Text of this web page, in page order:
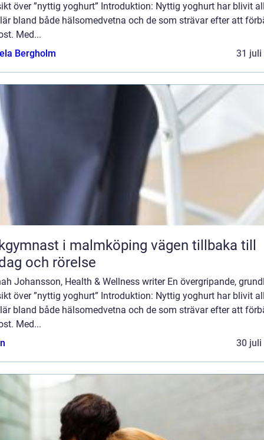
över ”nyttig yoghurt” Introduktion: Nyttig yoghurt har blivit
bland både hälsomedvetna och de som strävar efter att
Med...
Bergholm
31 juli
i malmköping vägen tillbaka till
och rörelse
Johansson, Health & Wellness writer En övergripande,
över ”nyttig yoghurt” Introduktion: Nyttig yoghurt har blivit
bland både hälsomedvetna och de som strävar efter att
Med...
30 juli